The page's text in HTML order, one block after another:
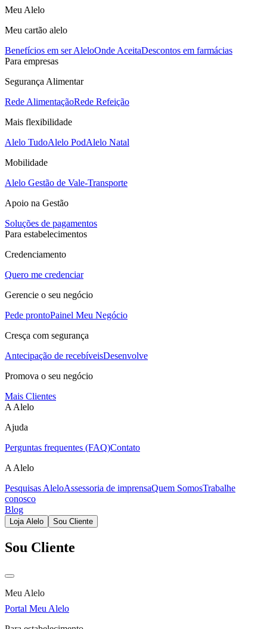
Meu Alelo
Meu cartão alelo
Benefícios em ser AleloOnde AceitaDescontos em farmácias
Para empresas
Segurança Alimentar
Rede AlimentaçãoRede Refeição
Mais flexibilidade
Alelo TudoAlelo PodAlelo Natal
Mobilidade
Alelo Gestão de Vale-Transporte
Apoio na Gestão
Soluções de pagamentos
Para estabelecimentos
Credenciamento
Quero me credenciar
Gerencie o seu negócio
Pede prontoPainel Meu Negócio
Cresça com segurança
Antecipação de recebíveisDesenvolve
Promova o seu negócio
Mais Clientes
A Alelo
Ajuda
Perguntas frequentes (FAQ)Contato
A Alelo
Pesquisas AleloAssessoria de imprensaQuem SomosTrabalhe
conosco
Blog
Loja Alelo Sou Cliente
Sou Cliente
Meu Alelo
Portal Meu Alelo